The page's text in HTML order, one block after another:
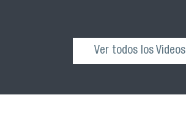
Ver todos los Videos